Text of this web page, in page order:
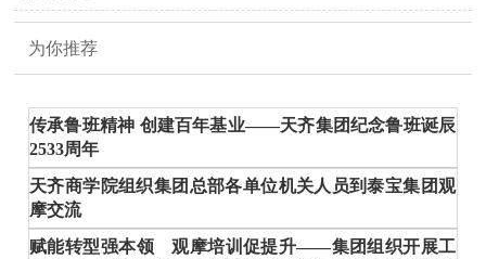
为你推荐
传承鲁班精神 创建百年基业——天齐集团纪念鲁班诞辰
2533周年
天齐商学院组织集团总部各单位机关人员到泰宝集团观
摩交流
赋能转型强本领 观摩培训促提升——集团组织开展工